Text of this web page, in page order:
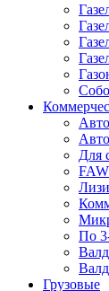
Для
По
Грузовые